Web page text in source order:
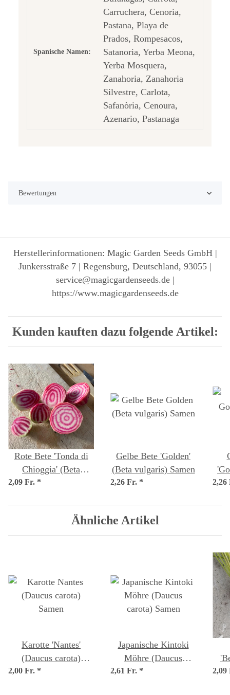
Spanische Namen:
Carruchera, Cenoria,
Pastana, Playa de
Prados, Rompesacos,
Satanoria, Yerba Meona,
Yerba Mosquera,
Zanahoria, Zanahoria
Silvestre, Carlota,
Safanòria, Cenoura,
Azenario, Pastanaga
Bewertungen
Herstellerinformationen: Magic Garden Seeds GmbH |
Junkersstraße 7 | Regensburg, Deutschland, 93055 |
service@magicgardenseeds.de |
https://www.magicgardenseeds.de
Kunden kauften dazu folgende Artikel:
Rote Bete 'Tonda di
Chioggia' (Beta
vulgaris) Samen
2,09 Fr. *
Gelbe Bete 'Golden'
(Beta vulgaris) Samen
2,26 Fr. *
Ähnliche Artikel
Karotte 'Nantes'
(Daucus carota)
Samen
2,00 Fr. *
Japanische Kintoki
Möhre (Daucus
carota) Samen
2,61 Fr. *